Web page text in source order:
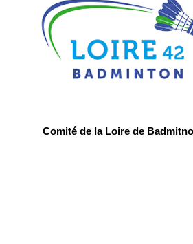
Comité de la Loire de